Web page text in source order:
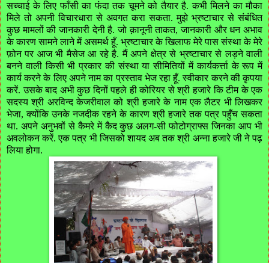
सच्चाई के लिए फाँसी का फंदा तक चूमने को तैयार है.कभी मिलने का मौका
मिले तो अपनी विचारधारा से अवगत करा सकता.मुझे भ्रष्टाचार से संबंधित
कुछ मामलों की जानकारी देनी है.जो क़ानूनी ताकत,जानकारी और धन अभाव
के कारण सामने लाने में असमर्थ हूँ. भ्रष्टाचार के खिलाफ मेरे पास संस्था के मेरे
फ़ोन पर आज भी मैसेज आ रहे है.मैं अपने क्षेत्र से भ्रष्टाचार से लड़ने वाली
बनने वाली किसी भी प्रकार की संस्था या सीमितियों में कार्यकर्त्ता के रूप में
कार्य करने के लिए अपने नाम का प्रस्ताव भेज रहा हूँ.स्वीकार करने की कृपया
करें.उसके बाद अभी कुछ दिनों पहले ही कोरियर से श्री हजारे कि टीम के एक
सदस्य श्री अरविन्द केजरीवाल को श्री हजारे के नाम एक लैटर भी लिखकर
भेजा,क्योंकि उनके नजदीक रहने के कारण श्री हजारे तक पत्र पहुँच सकता
था. अपने अनुभवों से कैमरे में कैद कुछ अलग-सी फोटोग्राफ्स जिनका आप भी
अवलोकन करें.एक पत्र भी जिसको शायद अब तक श्री अन्ना हजारे जी ने पढ़
लिया होगा.